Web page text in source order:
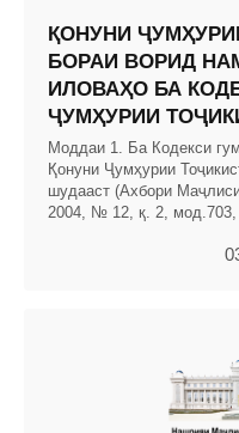
ҚОНУНИ
БОРАИ ВОРИД
ИЛОВАҲО БА
ҶУМҲУРИИ
Моддаи 1. Ба Кодекси
Қонуни Ҷумҳурии
шудааст (Ахбори
2004, № 12, қ. 2, мод.703,